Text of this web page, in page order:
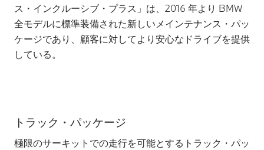
ス・インクルーシブ・プラス」は、2016 年より BMW
全モデルに標準装備された新しいメインテナンス・パッ
ケージであり、顧客に対してより安心なドライブを提供
している。
トラック・パッケージ
極限のサーキットでの走行を可能とするトラック・パッ